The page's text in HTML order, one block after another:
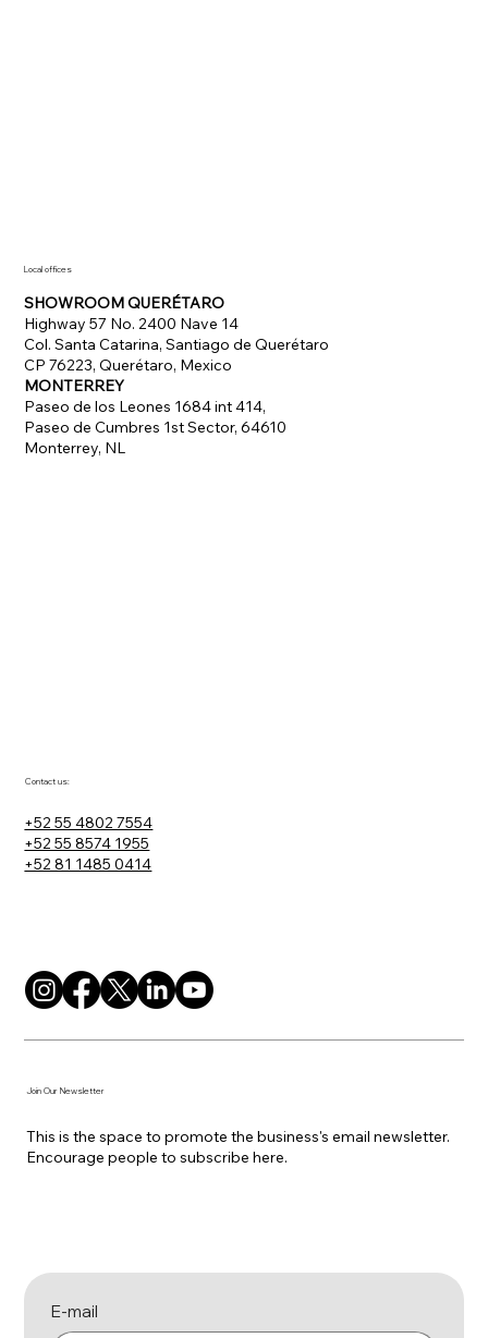
E-mail
Join Our Newsletter
This is the space to promote the business's email newsletter.
Encourage people to subscribe here.
Contact us:
+52 55 4802 7554
+52 81 1485 0414
+52 55 8574 1955
Local offices
SHOWROOM QUERÉTARO
Highway 57 No. 2400 Nave 14
Col. Santa Catarina, Santiago de Querétaro
CP 76223, Querétaro, Mexico
MONTERREY
Paseo de los Leones 1684 int 414,
Paseo de Cumbres 1st Sector, 64610
Monterrey, NL